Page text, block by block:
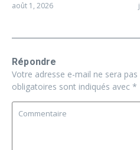
août 1, 2026
Répondre
Votre adresse e-mail ne sera pas
obligatoires sont indiqués avec *